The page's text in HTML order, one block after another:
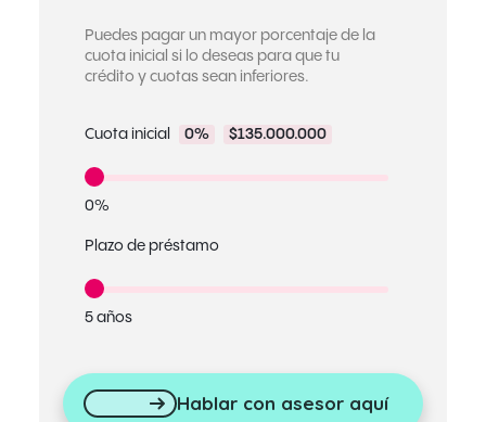
Puedes pagar un mayor porcentaje de la
cuota inicial si lo deseas para que tu
crédito y cuotas sean inferiores.
Cuota inicial 0% $135.000.000
0%
Plazo de préstamo
5 años
Hablar con asesor aquí